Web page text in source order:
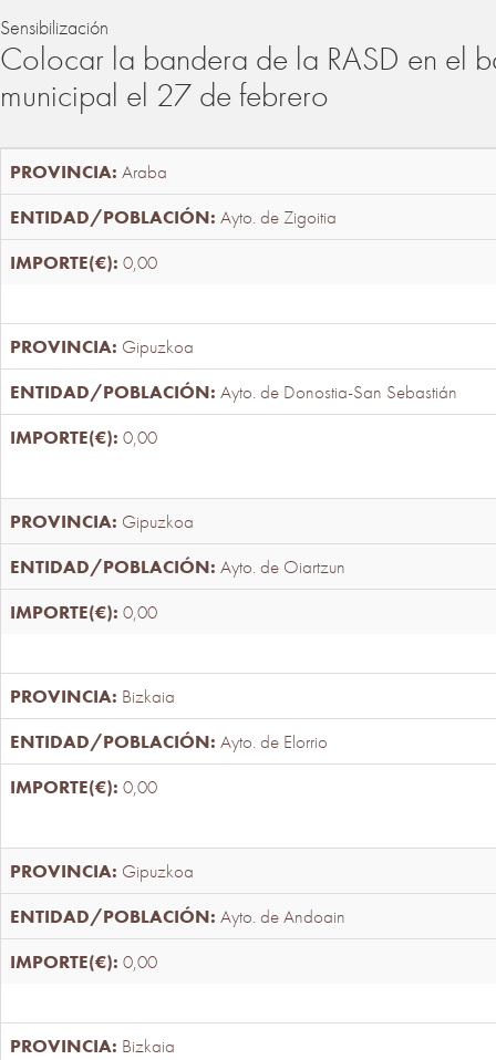
Sensibilización
Colocar la bandera de la RASD en el
municipal el 27 de febrero
Araba
Ayto. de Zigoitia
0,00
Gipuzkoa
Ayto. de Donostia-San Sebastián
0,00
Gipuzkoa
Ayto. de Oiartzun
0,00
Bizkaia
Ayto. de Elorrio
0,00
Gipuzkoa
Ayto. de Andoain
0,00
Bizkaia